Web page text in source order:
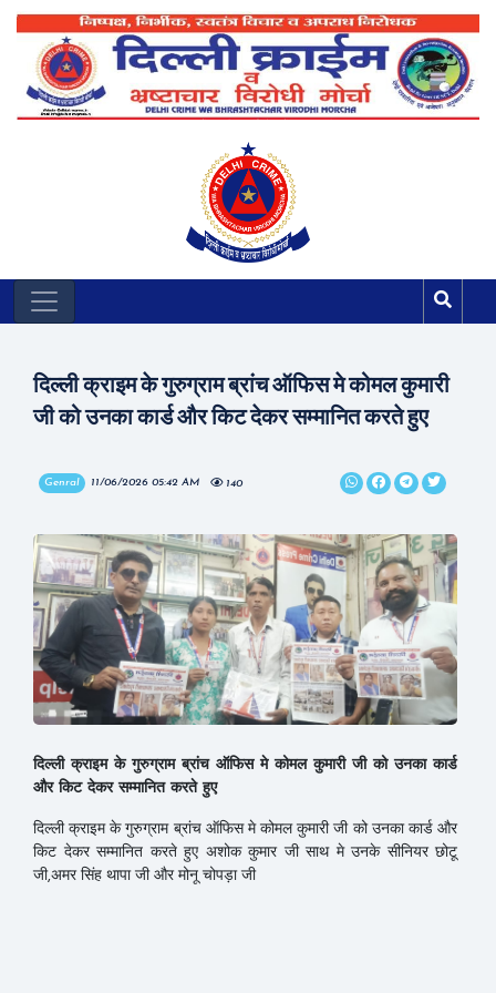
दिल्ली क्राइम के गुरुग्राम ब्रांच ऑफिस मे कोमल कुमारी
जी को उनका कार्ड और किट देकर सम्मानित करते हुए
Genral 11/06/2026 05:42 AM 140
दिल्ली क्राइम के गुरुग्राम ब्रांच ऑफिस मे कोमल कुमारी जी को उनका कार्ड
और किट देकर सम्मानित करते हुए
दिल्ली क्राइम के गुरुग्राम ब्रांच ऑफिस मे कोमल कुमारी जी को उनका कार्ड और
किट देकर सम्मानित करते हुए अशोक कुमार जी साथ मे उनके सीनियर छोटू
जी,अमर सिंह थापा जी और मोनू चोपड़ा जी